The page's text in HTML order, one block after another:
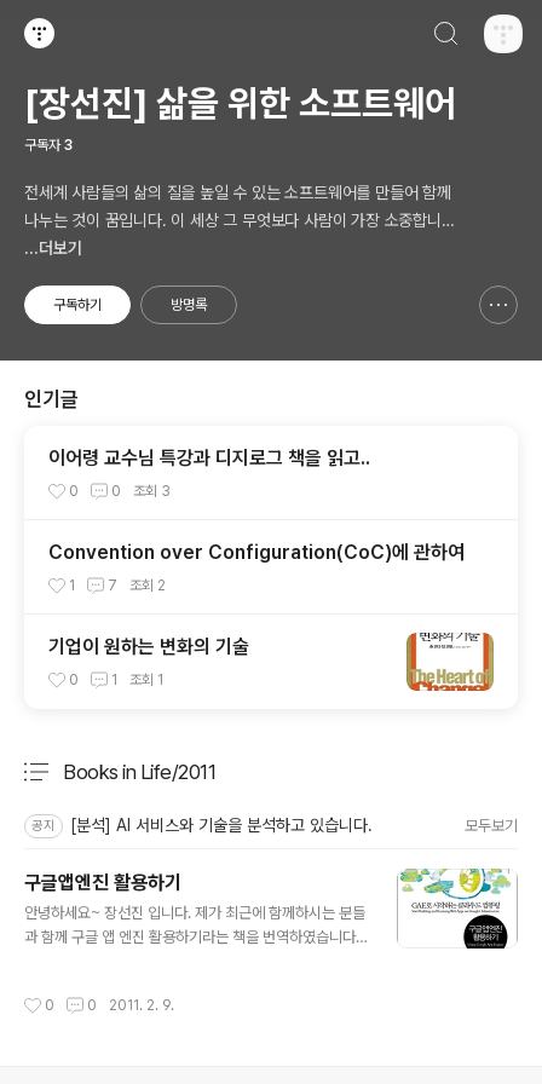
[장선진] 삶을 위한 소프트웨어
구독자 3
전세계 사람들의 삶의 질을 높일 수 있는 소프트웨어를 만들어 함께
나누는 것이 꿈입니다. 이 세상 그 무엇보다 사람이 가장 소중합니다.
AI 시대의 새로운 Software 를 생각합니다.
...더보기
구독하기 방명록
인기글
이어령 교수님 특강과 디지로그 책을 읽고..
0 0 조회 3
Convention over Configuration(CoC)에 관하여
1 7 조회 2
기업이 원하는 변화의 기술
0 1 조회 1
Books in Life/2011
공지 [분석] AI 서비스와 기술을 분석하고 있습니다. 모두보기
구글앱엔진 활용하기
안녕하세요~ 장선진 입니다. 제가 최근에 함께하시는 분들
과 함께 구글 앱 엔진 활용하기라는 책을 번역하였습니다.
서 및 저서를 출간할 예정입니다. 이 책의 원래 제목은 Usi
0 0 2011. 2. 9.